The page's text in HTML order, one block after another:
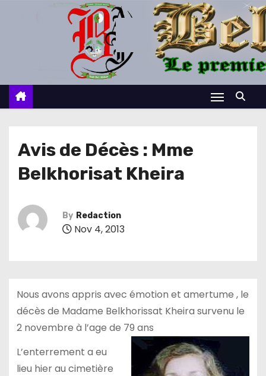
c
Avis de Décès : Mme
Belkhorisat Kheira
By Redaction
Nov 4, 2013
Nous avons appris avec émotion et amertume , le
décès de Madame Belkhorissat Kheira survenu le
2 novembre à l’age de 79 ans
L’enterrement a eu
lieu hier au cimetière